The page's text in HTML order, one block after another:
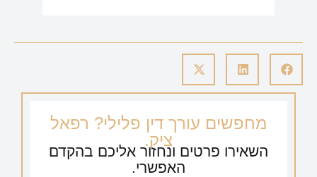
מחפשים עורך דין פלילי? רפאל
ציק.
השאירו פרטים ונחזור אליכם בהקדם
האפשרי.